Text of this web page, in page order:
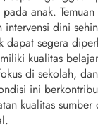
anak.
intervensi dini
dapat segera
kualitas
di sekolah,
ini
kualitas sumber